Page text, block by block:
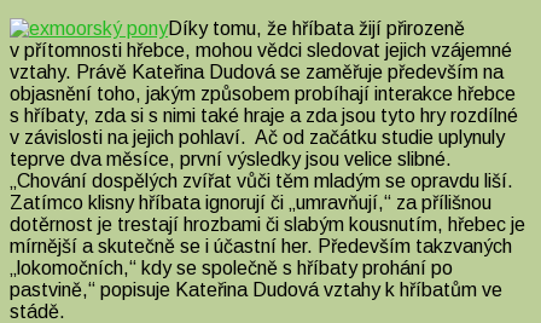
Díky tomu, že hříbata žijí přirozeně
v přítomnosti hřebce, mohou vědci sledovat jejich vzájemné
vztahy. Právě Kateřina Dudová se zaměřuje především na
objasnění toho, jakým způsobem probíhají interakce hřebce
s hříbaty, zda si s nimi také hraje a zda jsou tyto hry rozdílné
v závislosti na jejich pohlaví. Ač od začátku studie uplynuly
teprve dva měsíce, první výsledky jsou velice slibné.
„Chování dospělých zvířat vůči těm mladým se opravdu liší.
Zatímco klisny hříbata ignorují či „umravňují,“ za přílišnou
dotěrnost je trestají hrozbami či slabým kousnutím, hřebec je
mírnější a skutečně se i účastní her. Především takzvaných
„lokomočních,“ kdy se společně s hříbaty prohání po
pastvině,“ popisuje Kateřina Dudová vztahy k hříbatům ve
stádě.